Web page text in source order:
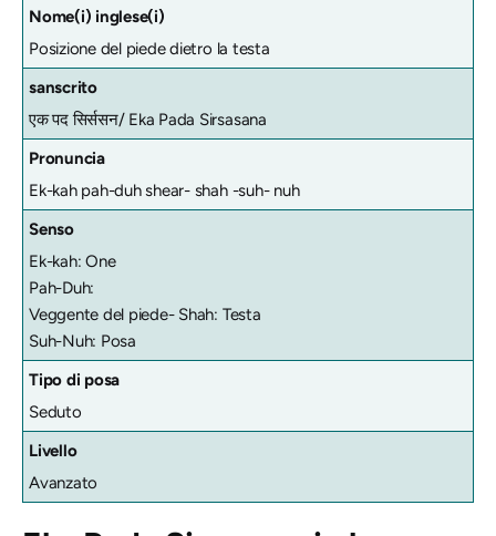
Nome(i) inglese(i)
Posizione del piede dietro la testa
sanscrito
एक पद सिर्ससन/ Eka Pada Sirsasana
Pronuncia
Ek-kah pah-duh shear- shah -suh- nuh
Senso
Ek-kah: One
Pah-Duh:
Veggente del piede- Shah: Testa
Suh-Nuh: Posa
Tipo di posa
Seduto
Livello
Avanzato